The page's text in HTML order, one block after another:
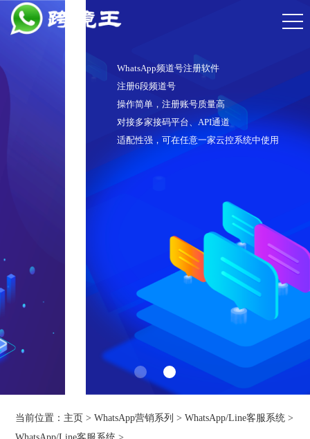
WhatsApp频道号注册软件
操作简单，注册账号质量高
对接多家接码平台、API通道
适配性强，可在任意一家云控系统中使用
当前位置： 主页 >WhatsApp营销系列 >WhatsApp/Line客服系统 >